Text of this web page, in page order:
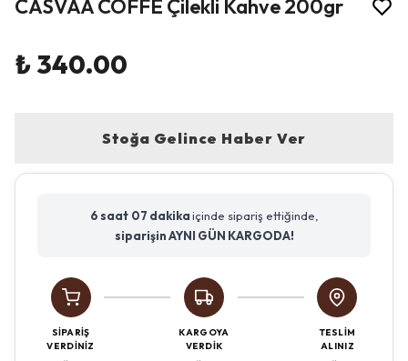
CASVAA COFFE Çilekli Kahve 200gr
₺ 340.00
Stoğa Gelince Haber Ver
6 saat 07 dakikaiçinde sipariş ettiğinde,
siparişin AYNI GÜN KARGODA!
SIPARIŞ
VERDINIZ
KARGOYA
VERDIK
TESLIM
ALINIZ